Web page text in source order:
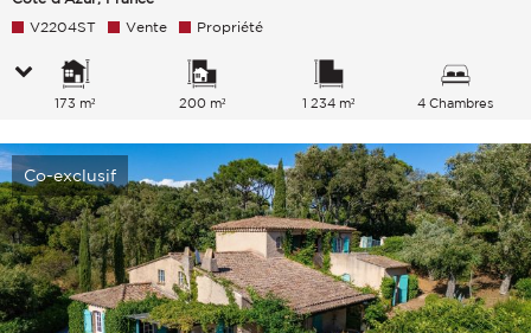
V2204ST Vente Propriété
173 m² 200 m² 1 234 m² 4 Chambres
Co-exclusif